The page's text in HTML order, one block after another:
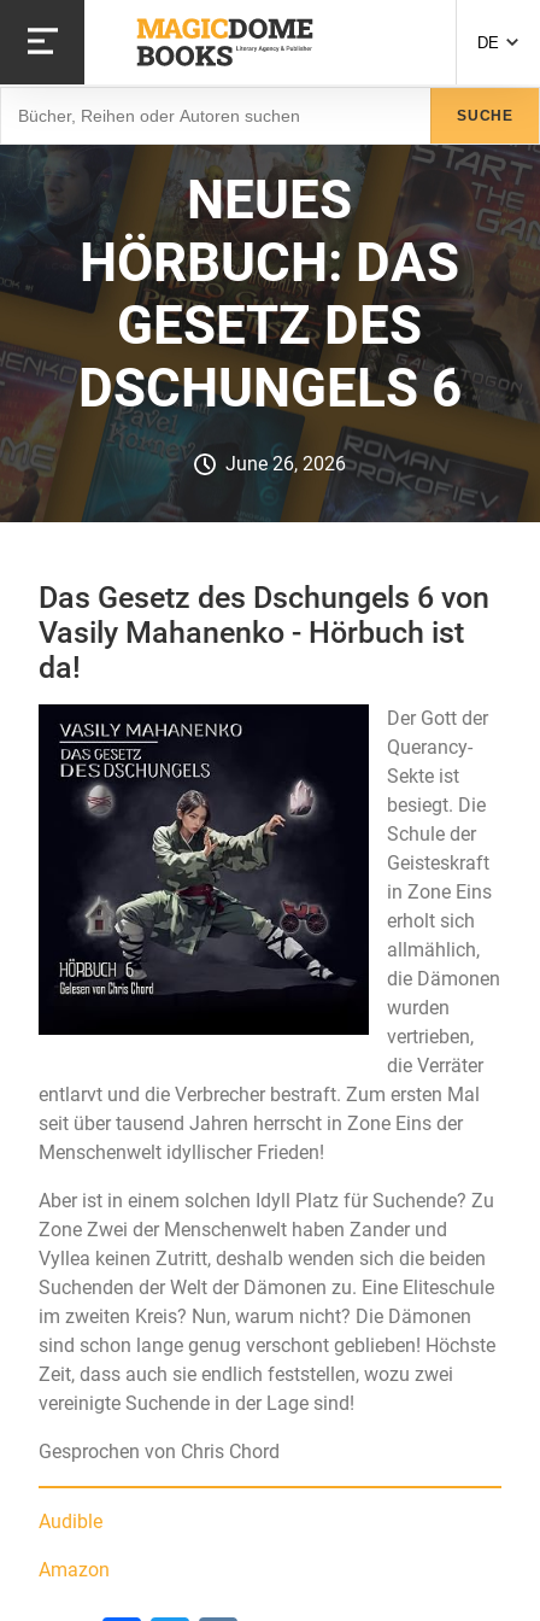
zum
Inhalt
DE
SUCHE
NEUES
HÖRBUCH: DAS
GESETZ DES
DSCHUNGELS 6
June 26, 2026
Das Gesetz des Dschungels 6 von
Vasily Mahanenko - Hörbuch ist
da!
Der Gott der
Querancy-
Sekte ist
besiegt. Die
Schule der
Geisteskraft
in Zone Eins
erholt sich
allmählich,
die Dämonen
wurden
vertrieben,
die Verräter
entlarvt und die Verbrecher bestraft. Zum ersten Mal
seit über tausend Jahren herrscht in Zone Eins der
Menschenwelt idyllischer Frieden!
Aber ist in einem solchen Idyll Platz für Suchende? Zu
Zone Zwei der Menschenwelt haben Zander und
Vyllea keinen Zutritt, deshalb wenden sich die beiden
Suchenden der Welt der Dämonen zu. Eine Eliteschule
im zweiten Kreis? Nun, warum nicht? Die Dämonen
sind schon lange genug verschont geblieben! Höchste
Zeit, dass auch sie endlich feststellen, wozu zwei
vereinigte Suchende in der Lage sind!
Gesprochen von Chris Chord
Audible
Amazon